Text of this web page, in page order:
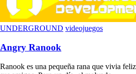
UNDERGROUND videojuegos
Angry Ranook
Ranook es una pequeña rana que vivia